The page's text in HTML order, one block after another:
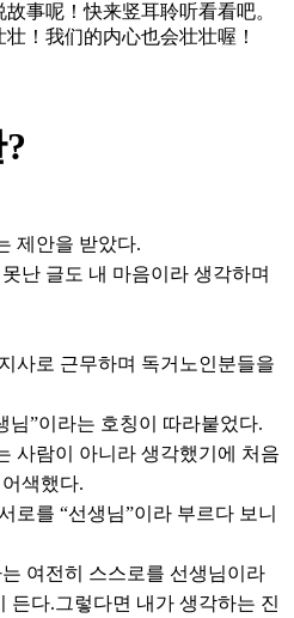
事呢！快来竖耳聆听看看吧。
！我们的内心也会壮壮喔！
제안을 받았다.
난 글도 내 마음이라 생각하며
사로 근무하며 독거노인분들을
님”이라는 호칭이 따라붙었다.
사람이 아니라 생각했기에 처음
색했다.
로를 “선생님”이라 부르다 보니
여전히 스스로를 선생님이라
든다.그렇다면 내가 생각하는 진